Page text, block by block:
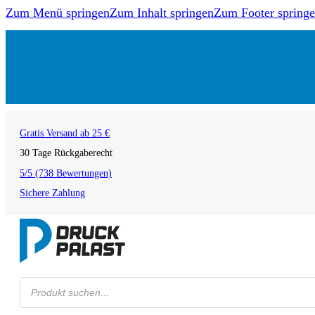
Zum Menü springenZum Inhalt springenZum Footer
Gratis Versand ab 25 €
30 Tage Rückgaberecht
5/5 (738 Bewertungen)
Sichere Zahlung
Products
search